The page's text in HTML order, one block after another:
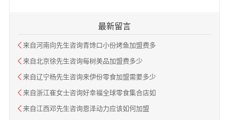
最新留言
来自河南向先生咨询青馋口小份烤鱼加盟费多
来自北京徐先生咨询每树美品加盟费多少
来自辽宁杨先生咨询来伊份零食加盟需要多少
来自浙江崔女士咨询好幸福全球零食集合店如
来自江西邓先生咨询恩泽动力应该如何加盟